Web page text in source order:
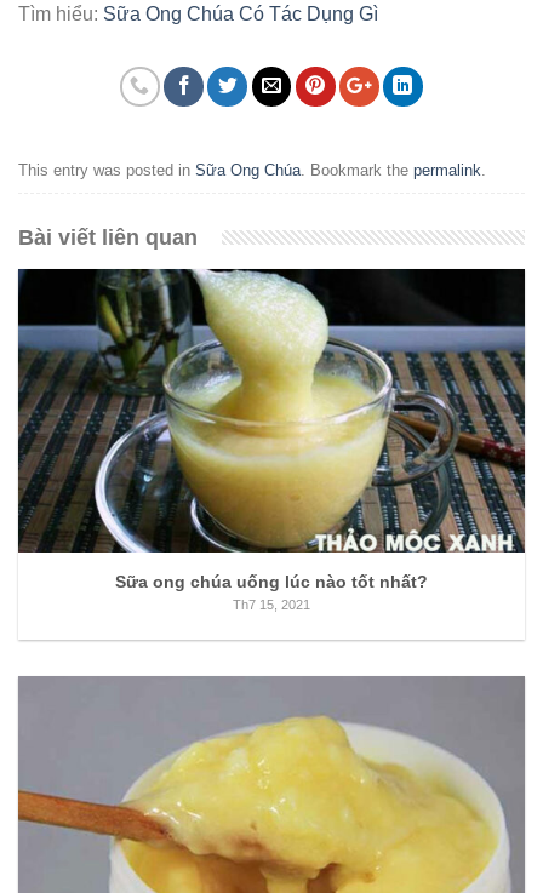
Tìm hiểu: Sữa Ong Chúa Có Tác Dụng Gì
This entry was posted in Sữa Ong Chúa. Bookmark the permalink.
Bài viết liên quan
Sữa ong chúa uống lúc nào tốt nhất?
Th7 15, 2021